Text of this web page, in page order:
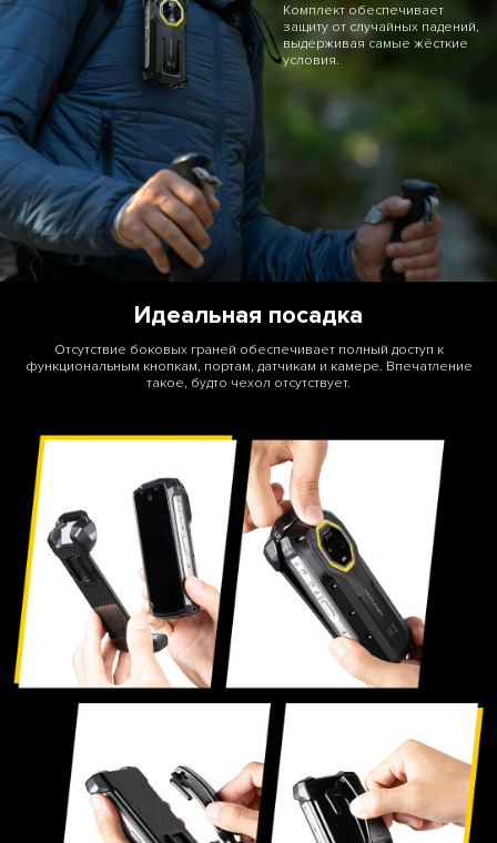
Комплект обеспечивает
защиту от случайных падений,
выдерживая самые жёсткие
условия.
Идеальная посадка
Отсутствие боковых граней обеспечивает полный доступ к
функциональным кнопкам, портам, датчикам и камере. Впечатление
такое, будто чехол отсутствует.